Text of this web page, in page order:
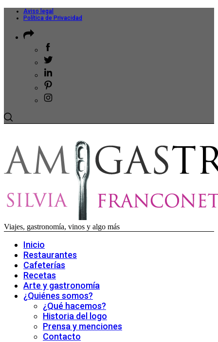
Aviso legal
Política de Privacidad
Viajes, gastronomía, vinos y algo más
Inicio
Restaurantes
Cafeterías
Recetas
Arte y gastronomía
¿Quiénes somos?
¿Qué hacemos?
Historia del logo
Prensa y menciones
Contacto